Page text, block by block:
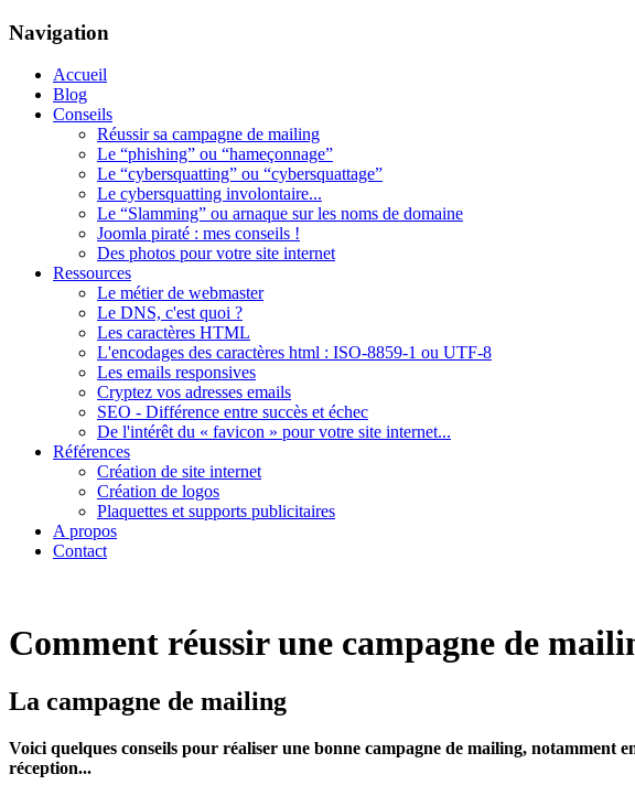
Navigation
Accueil
Blog
Conseils
Réussir sa campagne de mailing
Le “phishing” ou “hameçonnage”
Le “cybersquatting” ou “cybersquattage”
Le cybersquatting involontaire...
Le “Slamming” ou arnaque sur les noms de domaine
Joomla piraté : mes conseils !
Des photos pour votre site internet
Ressources
Le métier de webmaster
Le DNS, c'est quoi ?
Les caractères HTML
L'encodages des caractères html : ISO-8859-1 ou UTF-8
Les emails responsives
Cryptez vos adresses emails
SEO - Différence entre succès et échec
De l'intérêt du « favicon » pour votre site internet...
Références
Création de site internet
Création de logos
Plaquettes et supports publicitaires
A propos
Contact
Comment réussir une campagne de
La campagne de mailing
Voici quelques conseils pour réaliser une bonne campagne de mailing, notamment
réception...